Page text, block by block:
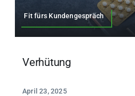
Fit fürs Kundengespräch
Verhütung
April 23, 2025